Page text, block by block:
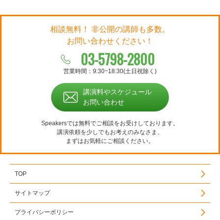
相談無料！ 非公開の講師も多数。
お問い合わせください！
03-5798-2800
営業時間：9:30~18:30(土日祝除く)
講演料やスケジュール
お問い合わせ
Speakersでは無料でご相談をお受けしております。
講演依頼を少しでもお考えのみなさま、
まずはお気軽にご相談ください。
TOP
サイトマップ
プライバシーポリシー